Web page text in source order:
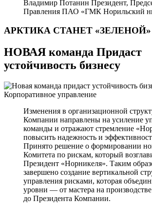
Владимир Потанин Президент,
Правления ПАО «ГМК Норильский
АРКТИКА СТАНЕТ «ЗЕЛЕНОЙ»
НОВАЯ команда Придаст
устойчивость бизнесу
Корпоративное управление
Изменения в организационной
Компании направлены на усиление
команды и отражают стремление
повысить надежность и
Принято решение о формировании
Комитета по рискам, который
Президент «Норникеля». Таким
завершено создание вертикальной
управления рисками, которая
уровни — от мастера на производстве
до Президента Компании.